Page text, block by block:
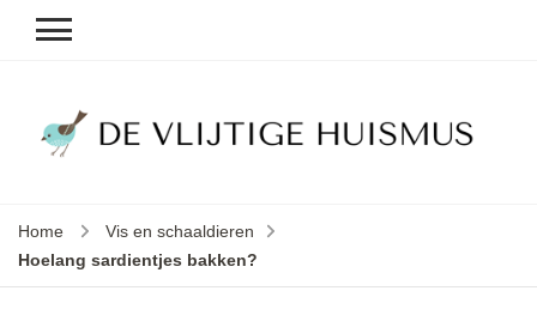
Home
Vis en schaaldieren
Hoelang sardientjes bakken?